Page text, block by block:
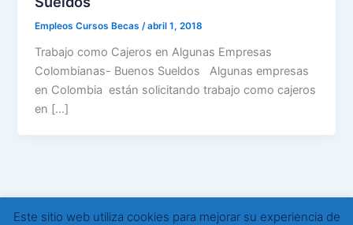
Empleos Cursos Becas /abril 1, 2018
Trabajo como Cajeros en Algunas Empresas
Colombianas- Buenos Sueldos Algunas empresas
en Colombia están solicitando trabajo como cajeros
en […]
Este sitio web utiliza cookies para mejorar su experiencia de